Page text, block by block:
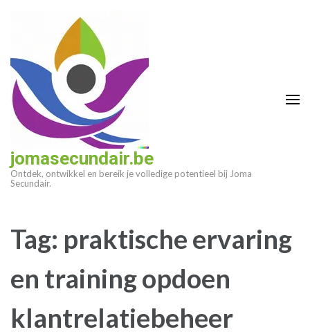
(druk
enter)
jomasecundair.be
Ontdek, ontwikkel en bereik je volledige potentieel bij Joma
Secundair.
Tag: praktische ervaring
en training opdoen
klantrelatiebeheer